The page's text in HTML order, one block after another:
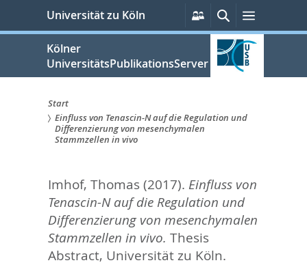
springen
Universität zu Köln
Persönliche
Services
SucheMenü
Kölner
UniversitätsPublikationsServer
Sie
hier:
Start
Einfluss von Tenascin-N auf die Regulation und
Differenzierung von mesenchymalen
Stammzellen in vivo
Imhof, Thomas(2017). Einfluss von
Tenascin-N auf die Regulation und
Differenzierung von mesenchymalen
Stammzellen in vivo. Thesis
Abstract, Universität zu Köln.